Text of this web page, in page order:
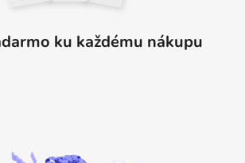
ku každému nákupu